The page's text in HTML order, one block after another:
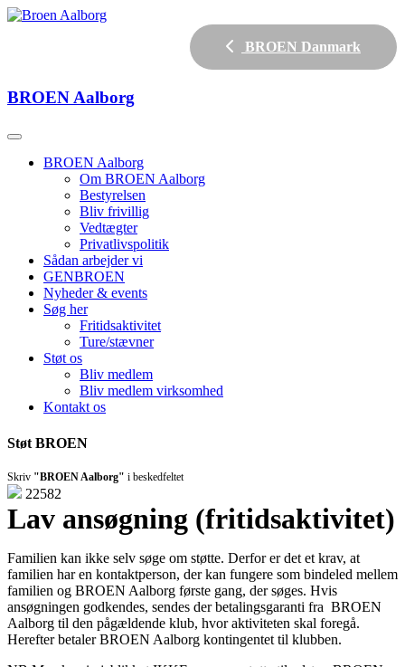
BROEN Danmark
BROEN Aalborg
BROEN Aalborg
Om BROEN Aalborg
Bestyrelsen
Bliv frivillig
Vedtægter
Privatlivspolitik
Sådan arbejder vi
GENBROEN
Nyheder & events
Søg her
Fritidsaktivitet
Ture/stævner
Støt os
Bliv medlem
Bliv medlem virksomhed
Kontakt os
Støt BROEN
Skriv "BROEN Aalborg" i beskedfeltet
22582
Lav ansøgning (fritidsaktivitet)
Familien kan ikke selv søge om støtte. Derfor er det et krav, at
familien har en kontaktperson, der kan fungere som bindeled mellem
familien og BROEN Aalborg første gang, der søges. Hvis
ansøgningen godkendes, sendes der betalingsgaranti fra BROEN
Aalborg til den pågældende klub, hvor aktiviteten skal foregå.
Herefter betaler BROEN Aalborg kontingentet til klubben.